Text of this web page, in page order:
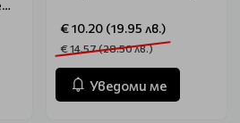
€ 10.20 (19.95 лв.)
€ 14.57 (28.50 лв.)
Уведоми ме